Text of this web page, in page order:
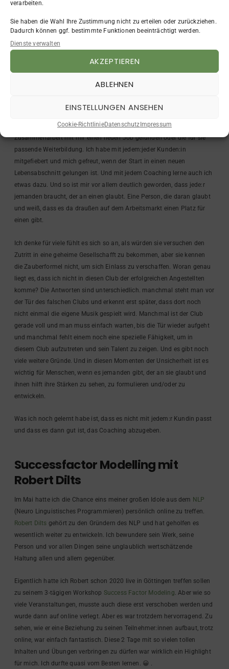
verarbeiten.
Sie haben die Wahl Ihre Zustimmung nicht zu erteilen oder zurückziehen.
Dadurch können ggf. bestimmte Funktionen beeinträchtigt werden.
Dienste verwalten
AKZEPTIEREN
ABLEHNEN
EINSTELLUNGEN ANSEHEN
Cookie-RichtlinieDatenschutz Impressum
begleitet. Und mit einigen konnte ich Erfolge feiern. Sie haben in der
Zusammenarbeit mit mir einen neuen Job gefunden oder die für sie
passende Weiterbildung. Ich habe mit jedem:jeder Kunden:in
mitgefiebert und mich gefreut, wenn der Start in einen neuen
Lebensabschnitt gelungen ist. Und mit jedem Coaching lerne auch ich
etwas dazu. Und so ist mir vor allem deutlich geworden, dass jede:r
jemanden braucht, der an einen glaubt. Eine Person, die daran glaubt
und weiß, dass es da draußen auf dem Arbeitsmarkt einen Platz für
einen gibt.
Ich denke für viele fühlt es sich so an, als würden sie versuchen den
Zutritt in eine geheime Gesellschafft zu bekommen, aber sie kennen
die Zauberformel nicht, um sich Einlass zu verschaffen. Woran genau
liegt es, dass ich nicht in diesen Club der erfolgreichen Angestellten
komme? Die Antworten sind unterschiedlich. manchmal steht man vor
der Tür des falschen Clubs und erkennt erst später, dass dort noch
nicht einmal die eigene Musik gespielt wird. Manchmal ist der Club
gerade voll und man muss einfach warten, bis die Tür wieder aufgeht
und manchmal fehlt einem noch eine spezielle Fähigkeit, um in
diesem Club aufzutreten und sein Talent zu zeigen. Und es gibt noch
viele weitere Gründe. Und in diesen Momenten der Unsicherheit ist es
wichtig für Menschen, wenn es jemanden gibt, der an sie glaubt und
ihnen hilft ihre Stärken zu sehen, zu formulieren und/oder zu
entwickeln.
Was ich noch gelernt habe ist, dass es nicht mit jedem:r Kundin passt
und dass es dann gut ist, das Coaching abzugeben.
Successfactor Modelling mit
Robert Dilts
Im Mai hatte ich die Chance eins meiner großen Idole aus dem NLP
(Neuro Linguistisches Programmieren) persönlich online zu treffen.
Robert Dilts gehört zu den Gründern des NLP und hat geholfen es
wesentlich weiter zu entwickeln. Ich bewundere sein Werk, seine
Person und vor allen Dingen seine unglaublich wertschätzende
Haltung allen und allem gegenüber.
Eigentlich hatte ich Robert schon 2020 live in Göttingen treffen sollen
zu seinem 3-tägigen Workshop Success Factor Modeling. Aber wie so
viele Veranstaltungen, musste auch diese erst verschoben werden und
wurde dann auf online verlegt. Aber es war trotzdem hervorragend. Zu
sehen, wie er eine Beziehung zu seinen Teilnehmer:innen aufbaut, trotz
online, war einfach fantastisch. Diese 2 Tage mit so vielen tollen
Inhalten und Übungen verbringen zu dürfen war wirklich ein Highlight
für mich. Ich durfte quasi vom Besten lernen. 😀 .